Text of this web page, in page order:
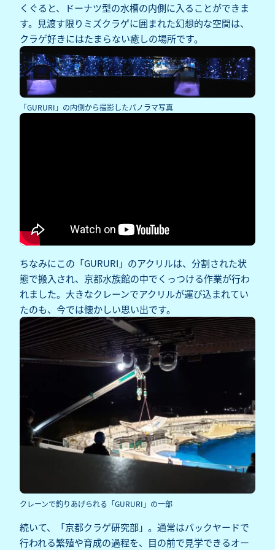
くぐると、ドーナツ型の水槽の内側に入ることができま
す。見渡す限りミズクラゲに囲まれた幻想的な空間は、
クラゲ好きにはたまらない癒しの場所です。
「GURURI」の内側から撮影したパノラマ写真
ちなみにこの「GURURI」のアクリルは、分割された状
態で搬入され、京都水族館の中でくっつける作業が行わ
れました。大きなクレーンでアクリルが運び込まれてい
たのも、今では懐かしい思い出です。
クレーンで釣りあげられる「GURURI」の一部
続いて、「京都クラゲ研究部」。通常はバックヤードで
行われる繁殖や育成の過程を、目の前で見学できるオー